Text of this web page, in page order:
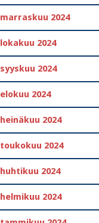
marraskuu 2024
lokakuu 2024
syyskuu 2024
elokuu 2024
heinäkuu 2024
toukokuu 2024
huhtikuu 2024
helmikuu 2024